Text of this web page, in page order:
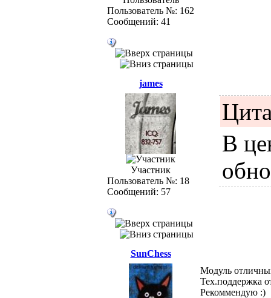
Пользователь №: 162
Сообщений: 41
james
Участник
Пользователь №: 18
Сообщений: 57
В
SunChess
Модуль
Тех.поддержка
Рекоммендую :)